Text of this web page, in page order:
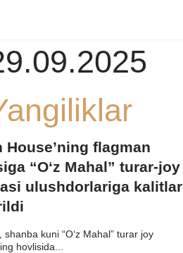
House’ning flagman
“O‘z Mahal” turar-joy
ulushdorlariga kalitlar
shanba kuni “O‘z Mahal” turar joy
hovlisida...